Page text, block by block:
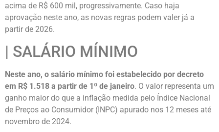
acima de R$ 600 mil, progressivamente. Caso haja
aprovação neste ano, as novas regras podem valer já a
partir de 2026.
| SALÁRIO MÍNIMO
Neste ano, o salário mínimo foi estabelecido por decreto
em R$ 1.518 a partir de 1º de janeiro. O valor representa um
ganho maior do que a inflação medida pelo Índice Nacional
de Preços ao Consumidor (INPC) apurado nos 12 meses até
novembro de 2024.